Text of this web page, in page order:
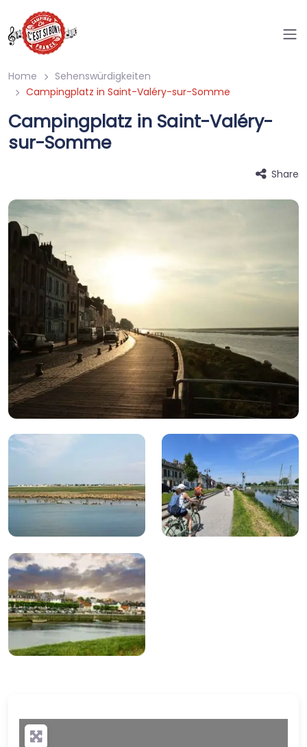
Home
Sehenswürdigkeiten
Campingplatz in Saint-Valéry-sur-Somme
Campingplatz in Saint-Valéry-
sur-Somme
Share